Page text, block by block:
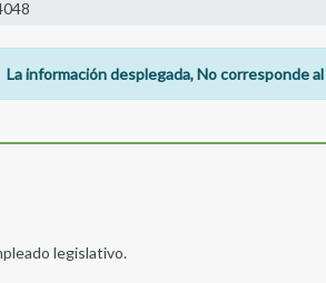
La información desplegada, No corresponde
legislativo.